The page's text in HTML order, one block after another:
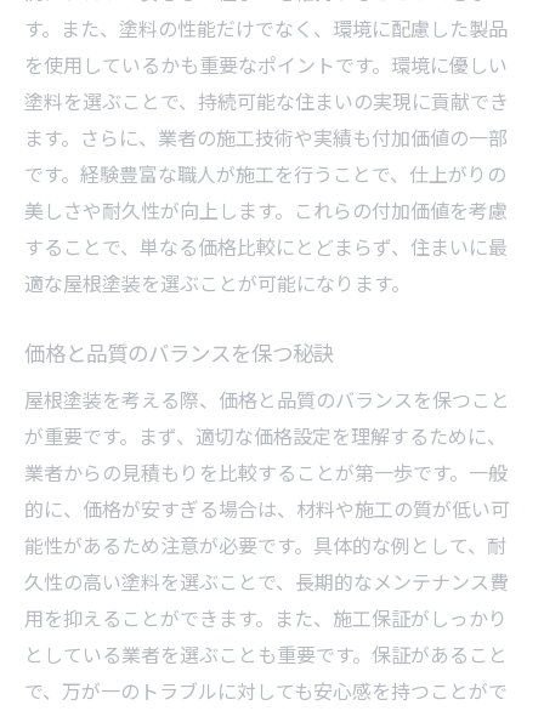
す。また、塗料の性能だけでなく、環境に配慮した製品
を使用しているかも重要なポイントです。環境に優しい
塗料を選ぶことで、持続可能な住まいの実現に貢献でき
ます。さらに、業者の施工技術や実績も付加価値の一部
です。経験豊富な職人が施工を行うことで、仕上がりの
美しさや耐久性が向上します。これらの付加価値を考慮
することで、単なる価格比較にとどまらず、住まいに最
適な屋根塗装を選ぶことが可能になります。
価格と品質のバランスを保つ秘訣
屋根塗装を考える際、価格と品質のバランスを保つこと
が重要です。まず、適切な価格設定を理解するために、
業者からの見積もりを比較することが第一歩です。一般
的に、価格が安すぎる場合は、材料や施工の質が低い可
能性があるため注意が必要です。具体的な例として、耐
久性の高い塗料を選ぶことで、長期的なメンテナンス費
用を抑えることができます。また、施工保証がしっかり
としている業者を選ぶことも重要です。保証があること
で、万が一のトラブルに対しても安心感を持つことがで